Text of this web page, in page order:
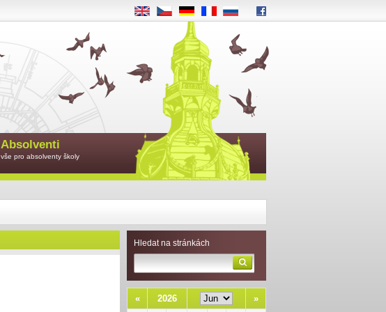
Hledat na stránkách
« 2026 »
Absolventi
vše pro absolventy školy
EN CS DE RU